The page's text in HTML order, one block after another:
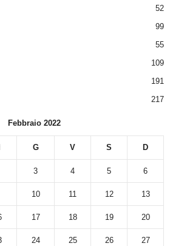
52
99
55
109
191
217
Febbraio 2022
G V S D
3 4 5 6
10 11 12 13
17 18 19 20
24 25 26 27